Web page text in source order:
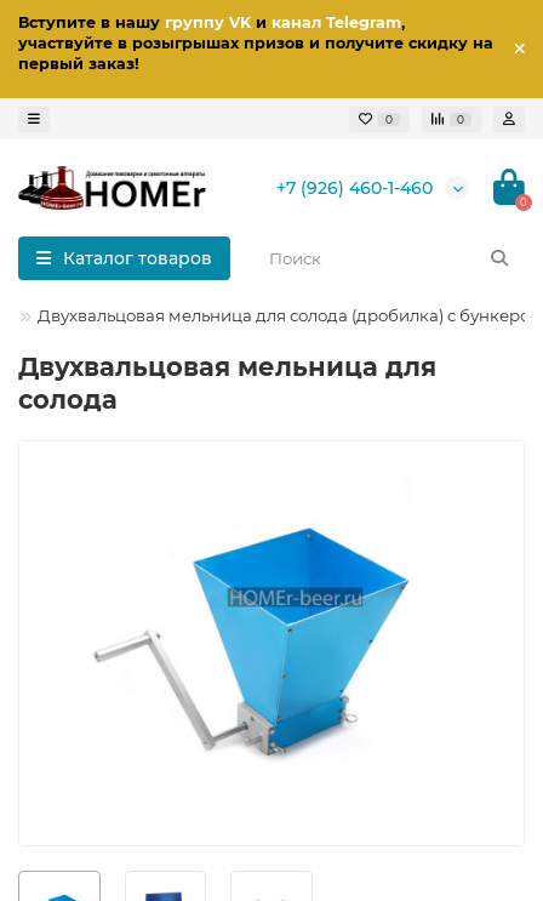
Вступите в нашу группу VKи канал Telegram,
участвуйте в розыгрышах призов и получите скидку на
первый заказ!
0 0
+7 (926) 460-1-460
0
Каталог товаров
Двухвальцовая мельница для солода (дробилка) с бункером
Двухвальцовая мельница для
солода